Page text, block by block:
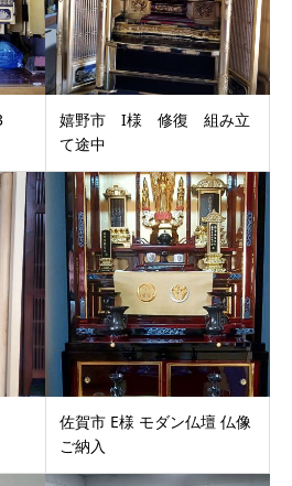
嬉野市 I様 修復 組み立
て途中
佐賀市 E様 モダン仏壇 仏像
ご納入